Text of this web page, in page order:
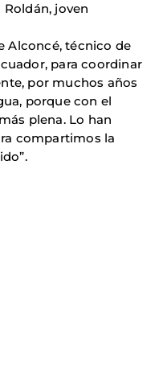
joven
Alconcé, técnico de
para coordinar
por muchos años
porque con el
plena. Lo han
compartimos la